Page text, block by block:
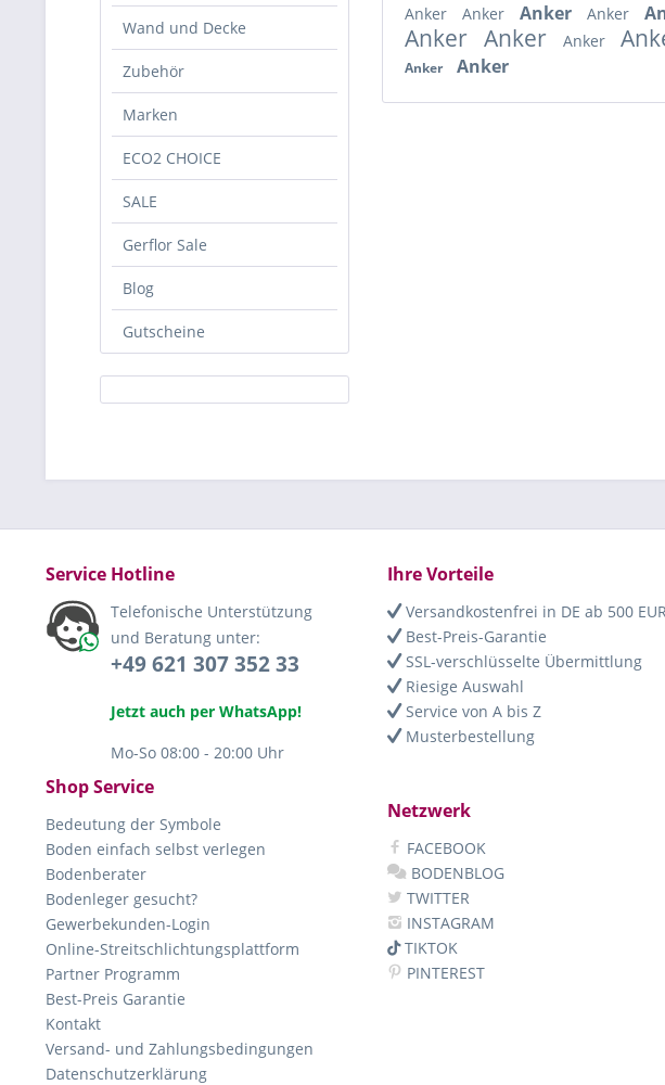
Wand und Decke
Zubehör
Marken
ECO2 CHOICE
SALE
Gerflor Sale
Blog
Gutscheine
Anker
Anker Anker Anker
Anker Anker Anker
Anker Anker
Service Hotline
Telefonische Unterstützung
und Beratung unter:
+49 621 307 352 33
Jetzt auch per WhatsApp!
Mo-So 08:00 - 20:00 Uhr
Shop Service
Bedeutung der Symbole
Boden einfach selbst verlegen
Bodenberater
Bodenleger gesucht?
Gewerbekunden-Login
Online-Streitschlichtungsplattform
Partner Programm
Best-Preis Garantie
Kontakt
Versand- und Zahlungsbedingungen
Datenschutzerklärung
Ihre Vorteile
Versandkostenfrei in DE ab 500
Best-Preis-Garantie
SSL-verschlüsselte Übermittlung
Riesige Auswahl
Service von A bis Z
Musterbestellung
Netzwerk
FACEBOOK
BODENBLOG
TWITTER
INSTAGRAM
TIKTOK
PINTEREST